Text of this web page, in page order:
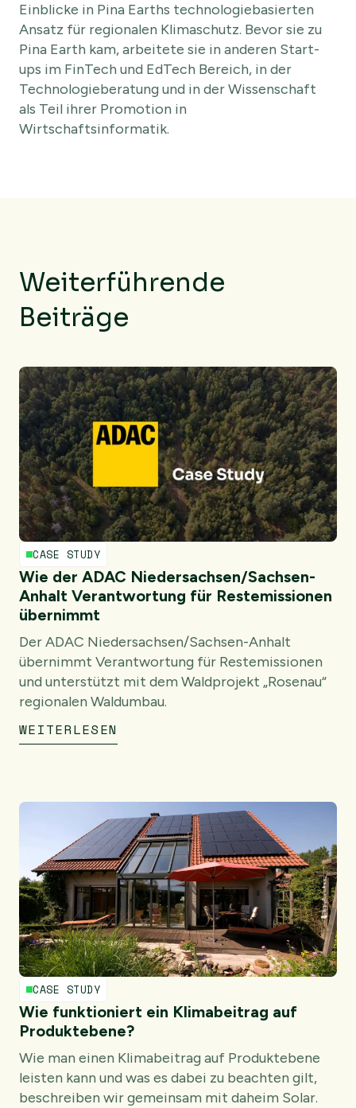
Einblicke in Pina Earths technologiebasierten
Ansatz für regionalen Klimaschutz. Bevor sie zu
Pina Earth kam, arbeitete sie in anderen Start-
ups im FinTech und EdTech Bereich, in der
Technologieberatung und in der Wissenschaft
als Teil ihrer Promotion in
Wirtschaftsinformatik.
Weiterführende
Beiträge
CASE STUDY
Wie der ADAC Niedersachsen/Sachsen-
Anhalt Verantwortung für Restemissionen
übernimmt
Der ADAC Niedersachsen/Sachsen-Anhalt
übernimmt Verantwortung für Restemissionen
und unterstützt mit dem Waldprojekt „Rosenau“
regionalen Waldumbau.
WEITERLESEN
CASE STUDY
Wie funktioniert ein Klimabeitrag auf
Produktebene?
Wie man einen Klimabeitrag auf Produktebene
leisten kann und was es dabei zu beachten gilt,
beschreiben wir gemeinsam mit daheim Solar.